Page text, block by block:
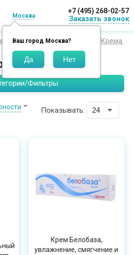
Москва
Ваш город Москва?
+7 (495) 268-02-57
Заказать звонок
Средства для рук Крема
кожи рук
Фильтры
Показывать:
Крем Белобаза,
увлажнение, смягчение и